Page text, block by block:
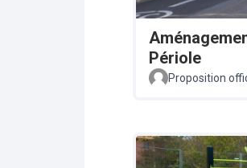
Périole
Proposition